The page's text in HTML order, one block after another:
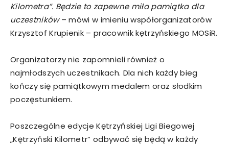
Kilometra”. Będzie to zapewne miła pamiątka dla
uczestników– mówi w imieniu współorganizatorów
Krzysztof Krupienik – pracownik kętrzyńskiego MOSiR.
Organizatorzy nie zapomnieli również o
najmłodszych uczestnikach. Dla nich każdy bieg
kończy się pamiątkowym medalem oraz słodkim
poczęstunkiem.
Poszczególne edycje Kętrzyńskiej Ligi Biegowej
„Kętrzyński Kilometr” odbywać się będą w każdy